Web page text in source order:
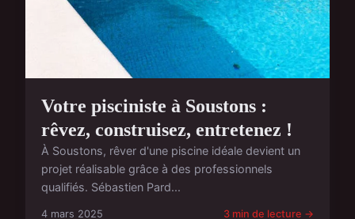
Votre pisciniste à Soustons :
rêvez, construisez, entretenez !
À Soustons, rêver d'une piscine idéale devient un
projet réalisable grâce à des professionnels
qualifiés. Sébastien Pard...
4 mars 2025 3 min de lecture →